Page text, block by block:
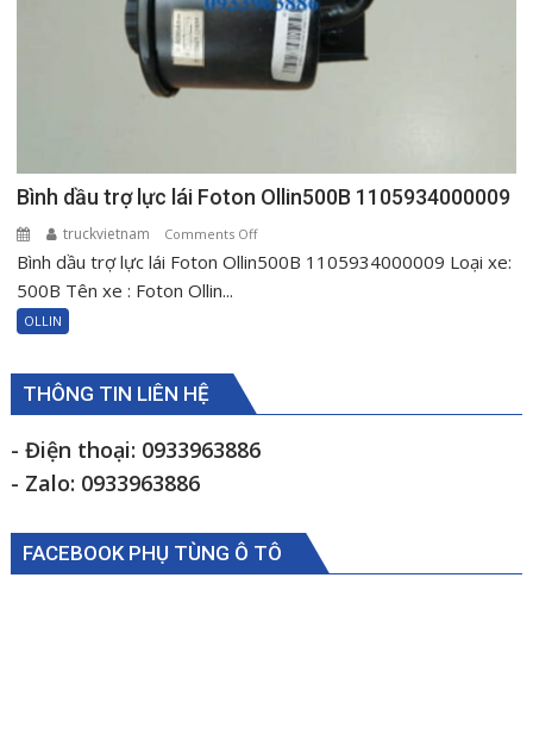
Bình dầu trợ lực lái Foton Ollin500B 1105934000009
truckvietnam Comments Offon
Bình
Ollin500B
1105934000009
Bình dầu trợ lực lái Foton Ollin500B 1105934000009 Loại xe:
500B Tên xe : Foton Ollin...
OLLIN
THÔNG TIN LIÊN HỆ
- Điện thoại: 0933963886
- Zalo: 0933963886
FACEBOOK PHỤ TÙNG Ô TÔ